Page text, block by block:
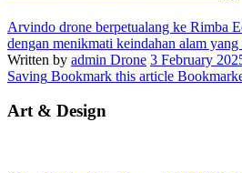
Arvindo drone berpetualang ke Rimba
dengan menikmati keindahan alam
Written by admin Drone 3 February
Saving Bookmark this article
Art & Design